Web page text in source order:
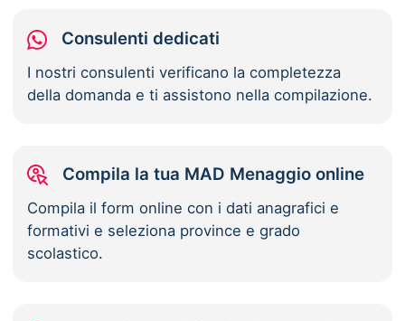
Consulenti dedicati
I nostri consulenti verificano la completezza
della domanda e ti assistono nella compilazione.
Compila la tua MAD Menaggio online
Compila il form online con i dati anagrafici e
formativi e seleziona province e grado
scolastico.